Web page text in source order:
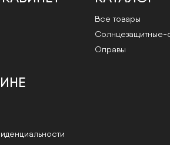
Все товары
Cолнцезащитные-
Оправы